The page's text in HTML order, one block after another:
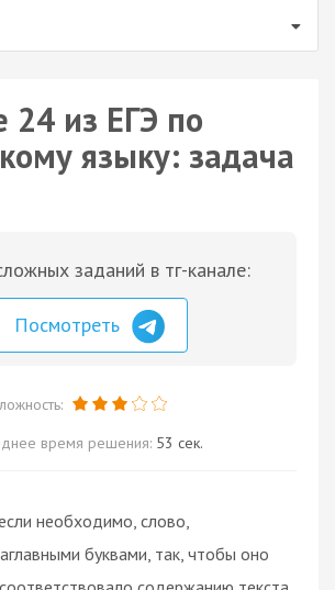
24 из ЕГЭ по
языку: задача
заданий в тг-канале:
Посмотреть
время решения: 53 сек.
необходимо, слово,
буквами, так, чтобы оно